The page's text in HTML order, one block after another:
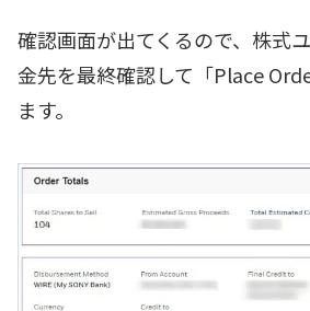
確認画面が出てくるので、株式
金先を最終確認して「Place
ます。